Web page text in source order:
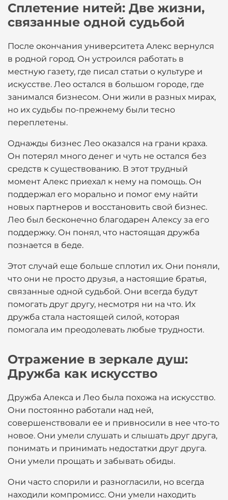
Сплетение нитей: Две жизни,
связанные одной судьбой
После окончания университета Алекс вернулся
в родной город. Он устроился работать в
местную газету, где писал статьи о культуре и
искусстве. Лео остался в большом городе, где
занимался бизнесом. Они жили в разных мирах,
но их судьбы по-прежнему были тесно
переплетены.
Однажды бизнес Лео оказался на грани краха.
Он потерял много денег и чуть не остался без
средств к существованию. В этот трудный
момент Алекс приехал к нему на помощь. Он
поддержал его морально и помог ему найти
новых партнеров и восстановить свой бизнес.
Лео был бесконечно благодарен Алексу за его
поддержку. Он понял, что настоящая дружба
познается в беде.
Этот случай еще больше сплотил их. Они поняли,
что они не просто друзья, а настоящие братья,
связанные одной судьбой. Они всегда будут
помогать друг другу, несмотря ни на что. Их
дружба стала настоящей силой, которая
помогала им преодолевать любые трудности.
Отражение в зеркале душ:
Дружба как искусство
Дружба Алекса и Лео была похожа на искусство.
Они постоянно работали над ней,
совершенствовали ее и привносили в нее что-то
новое. Они умели слушать и слышать друг друга,
понимать и принимать недостатки друг друга.
Они умели прощать и забывать обиды.
Они часто спорили и разногласили, но всегда
находили компромисс. Они умели находить